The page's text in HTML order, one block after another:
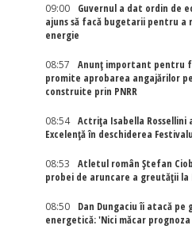
09:00
Guvernul a dat ordin de
ajuns să facă bugetarii pentru a
energie
08:57
Anunț important pentru
promite aprobarea angajărilor
construite prin PNRR
08:54
Actriţa Isabella Rossellini
Excelenţă în deschiderea
08:53
Atletul român Ștefan
probei de aruncare a greutății la
08:50
Dan Dungaciu îi atacă pe
energetică: 'Nici măcar